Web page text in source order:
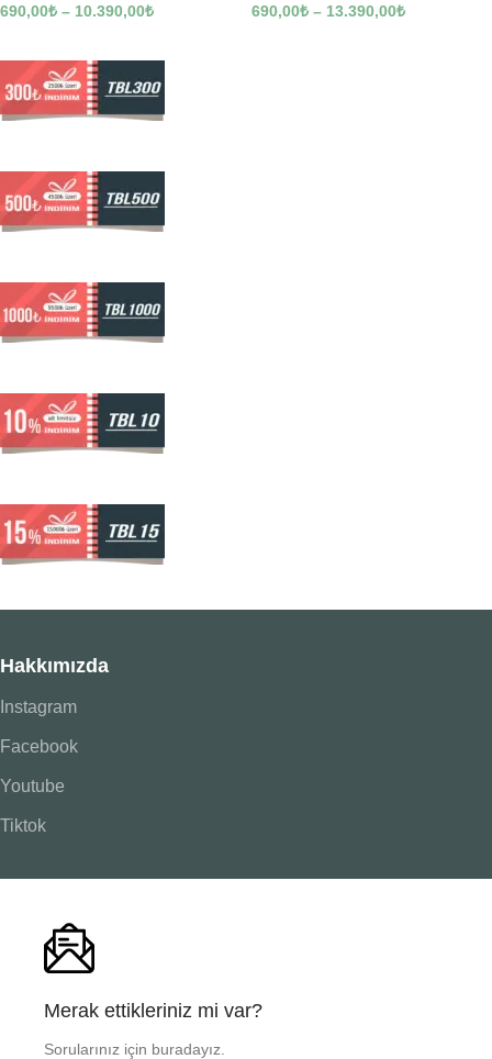
690,00₺ – 10.390,00₺ 690,00₺ – 13.390,00₺
Hakkımızda
Instagram
Facebook
Youtube
Tiktok
Merak ettikleriniz mi var?
Sorularınız için buradayız.